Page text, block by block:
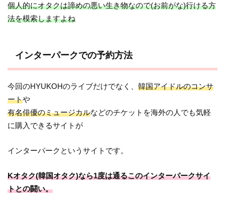
個人的にオタクは諦めの悪い生き物なので(お前がな)行ける方
法を模索しますよね
インターパークでの予約方法
今回のHYUKOHのライブだけでなく、韓国アイドルのコンサ
ートや
有名俳優のミュージカルなどのチケットを海外の人でも気軽
に購入できるサイトが
インターパークというサイトです。
Kオタク(韓国オタク)なら1度は通るこのインターパークサイ
トとの闘い。